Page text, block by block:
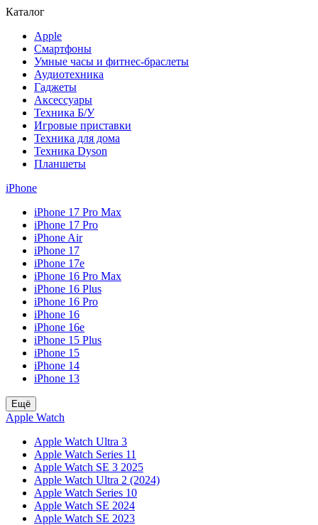
Каталог
Apple
Смартфоны
Умные часы и фитнес-браслеты
Аудиотехника
Гаджеты
Аксессуары
Техника Б/У
Игровые приставки
Техника для дома
Техника Dyson
Планшеты
iPhone
iPhone 17 Pro Max
iPhone 17 Pro
iPhone Air
iPhone 17
iPhone 17e
iPhone 16 Pro Max
iPhone 16 Plus
iPhone 16 Pro
iPhone 16
iPhone 16e
iPhone 15 Plus
iPhone 15
iPhone 14
iPhone 13
Ещё
Apple Watch
Apple Watch Ultra 3
Apple Watch Series 11
Apple Watch SE 3 2025
Apple Watch Ultra 2 (2024)
Apple Watch Series 10
Apple Watch SE 2024
Apple Watch SE 2023